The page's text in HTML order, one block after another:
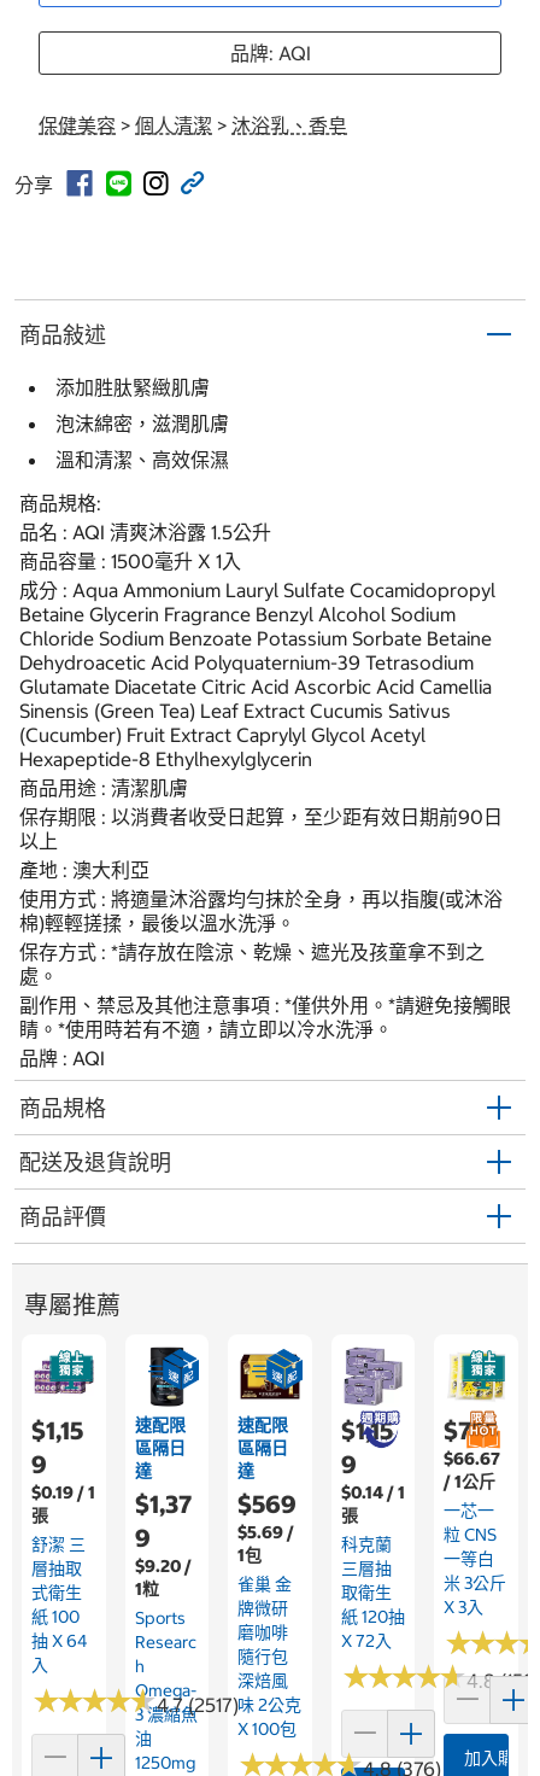
品牌: AQI
保健美容 > 個人清潔 > 沐浴乳、香皂
分享
商品敍述
添加胜肽緊緻肌膚
泡沫綿密，滋潤肌膚
溫和清潔、高效保濕
商品規格:
品名 : AQI 清爽沐浴露 1.5公升
商品容量 : 1500毫升 X 1入
成分 : Aqua Ammonium Lauryl Sulfate Cocamidopropyl
Betaine Glycerin Fragrance Benzyl Alcohol Sodium
Chloride Sodium Benzoate Potassium Sorbate Betaine
Dehydroacetic Acid Polyquaternium-39 Tetrasodium
Glutamate Diacetate Citric Acid Ascorbic Acid Camellia
Sinensis (Green Tea) Leaf Extract Cucumis Sativus
(Cucumber) Fruit Extract Caprylyl Glycol Acetyl
Hexapeptide-8 Ethylhexylglycerin
商品用途 : 清潔肌膚
保存期限 : 以消費者收受日起算，至少距有效日期前90日
以上
產地 : 澳大利亞
使用方式 : 將適量沐浴露均勻抹於全身，再以指腹(或沐浴
棉)輕輕搓揉，最後以溫水洗淨。
保存方式 : *請存放在陰涼、乾燥、遮光及孩童拿不到之
處。
副作用、禁忌及其他注意事項 : *僅供外用。*請避免接觸眼
睛。*使用時若有不適，請立即以冷水洗淨。
品牌 : AQI
商品規格
配送及退貨說明
商品評價
專屬推薦
$1,15
9
$0.19 / 1
張
舒潔 三
層抽取
式衛生
紙 100
抽 X 64
入
★★★★★
★★★★★4.7 (2517)
速配限
區隔日
達
$1,37
9
$9.20 /
1粒
Sports
Researc
H
Omega-
3 濃縮魚
油
1250mg
速配限
區隔日
達
$569
$5.69 /
1包
雀巢 金
牌微研
磨咖啡
隨行包
深焙風
味 2公克
X 100包
★★★★★
★★★★★4.8 (376)
$1,15
9
$0.14 / 1
張
科克蘭
三層抽
取衛生
紙 120抽
X 72入
★★★★★
★★★★★4.8
$755
$66.67
/ 1公斤
一芯一
粒 CNS
一等白
米 3公斤
X 3入
★★★
★★★
加入購物